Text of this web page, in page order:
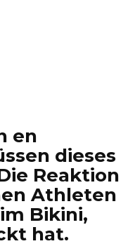
en
dieses
Reaktion
Athleten
Bikini,
hat.